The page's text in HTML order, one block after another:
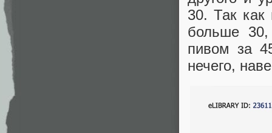
30. Так
больше
пивом за
нечего,